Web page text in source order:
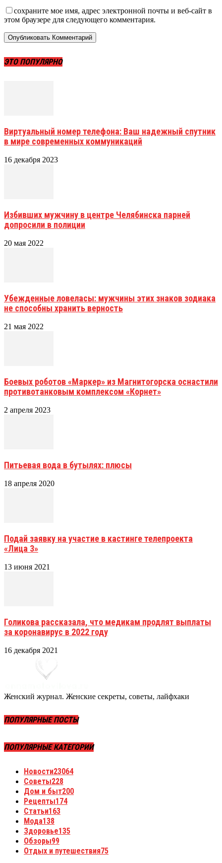
сохраните мое имя, адрес электронной почты и веб-сайт в
этом браузере для следующего комментария.
ЭТО ПОПУЛЯРНО
Виртуальный номер телефона: Ваш надежный спутник
в мире современных коммуникаций
16 декабря 2023
Избивших мужчину в центре Челябинска парней
допросили в полиции
20 мая 2022
Убежденные ловеласы: мужчины этих знаков зодиака
не способны хранить верность
21 мая 2022
Боевых роботов «Маркер» из Магнитогорска оснастили
противотанковым комплексом «Корнет»
2 апреля 2023
Питьевая вода в бутылях: плюсы
18 апреля 2020
Подай заявку на участие в кастинге телепроекта
«Лица 3»
13 июня 2021
Голикова рассказала, что медикам продлят выплаты
за коронавирус в 2022 году
16 декабря 2021
Женский журнал. Женские секреты, советы, лайфхаки
ПОПУЛЯРНЫЕ ПОСТЫ
ПОПУЛЯРНЫЕ КАТЕГОРИИ
Новости23064
Советы228
Дом и быт200
Рецепты174
Статьи163
Мода138
Здоровье135
Обзоры99
Отдых и путешествия75